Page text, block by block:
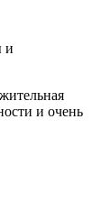
и
и очень